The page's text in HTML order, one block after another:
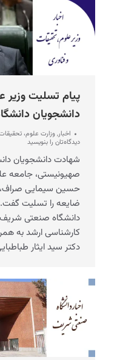
پیام تسلیت
دانشجویان
اخبار,وزارت علوم،
دیدگاه‌تان را بنویسید
شهادت دانشجویان
صهیونیستی، جامعه
حسین سیمایی صراف،
ضایعه را تسلیت
دانشگاه صنعتی
کارشناسی ارشد به
دکتر سید ایثار